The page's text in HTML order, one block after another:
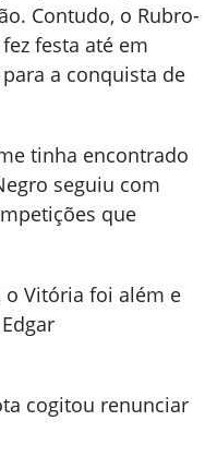
Contudo, o Rubro-
festa até em
a conquista de
tinha encontrado
seguiu com
que
o Vitória foi além e
cogitou renunciar